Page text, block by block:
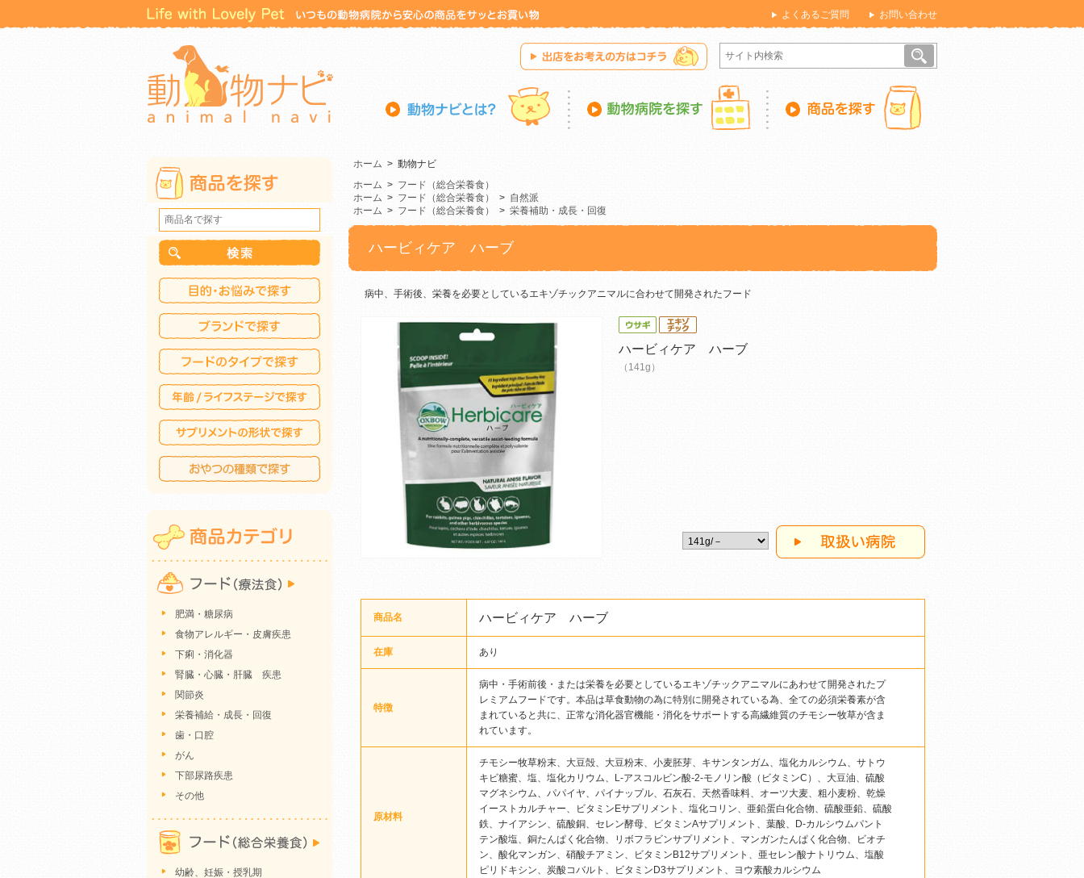
よくあるご質問 お問い合わせ
ホーム > 動物ナビ
ホーム > フード（総合栄養食）
ホーム > フード（総合栄養食） > 自然派
ホーム > フード（総合栄養食） > 栄養補助・成長・回復
ハービィケア ハーブ
病中、手術後、栄養を必要としているエキゾチックアニマルに合わせて開発されたフード
ハービィケア ハーブ
（141g）
商品名 ハービィケア ハーブ
在庫 あり
特徴
病中・手術前後・または栄養を必要としているエキゾチックアニマルにあわせて開発されたプ
レミアムフードです。本品は草食動物の為に特別に開発されている為、全ての必須栄養素が含
まれていると共に、正常な消化器官機能・消化をサポートする高繊維質のチモシー牧草が含ま
れています。
原材料
チモシー牧草粉末、大豆殻、大豆粉末、小麦胚芽、キサンタンガム、塩化カルシウム、サトウ
キビ糖蜜、塩、塩化カリウム、L-アスコルビン酸-2-モノリン酸（ビタミンC）、大豆油、硫酸
マグネシウム、パパイヤ、パイナップル、石灰石、天然香味料、オーツ大麦、粗小麦粉、乾燥
イーストカルチャー、ビタミンEサプリメント、塩化コリン、亜鉛蛋白化合物、硫酸亜鉛、硫酸
鉄、ナイアシン、硫酸銅、セレン酵母、ビタミンAサプリメント、葉酸、D-カルシウムパント
テン酸塩、銅たんぱく化合物、リボフラビンサプリメント、マンガンたんぱく化合物、ビオチ
ン、酸化マンガン、硝酸チアミン、ビタミンB12サプリメント、亜セレン酸ナトリウム、塩酸
ピリドキシン、炭酸コバルト、ビタミンD3サプリメント、ヨウ素酸カルシウム
肥満・糖尿病
食物アレルギー・皮膚疾患
下痢・消化器
腎臓・心臓・肝臓 疾患
関節炎
栄養補給・成長・回復
歯・口腔
がん
下部尿路疾患
その他
幼齢、妊娠・授乳期